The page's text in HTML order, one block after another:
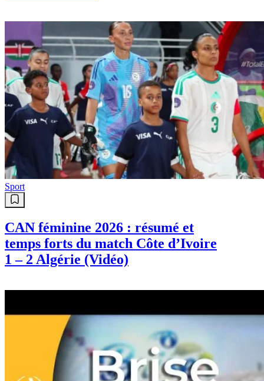
Info
Mondiaux 2026 (U20) : Younes
Ayachi champion du monde du
saut en hauteur